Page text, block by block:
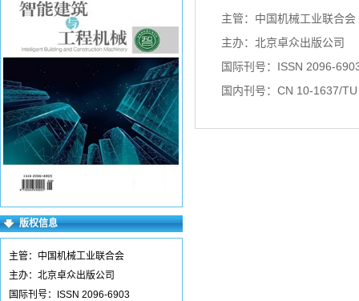
版权信息
主管：中国机械工业联合会
主办：北京卓众出版公司
国际刊号：ISSN 2096-6903
主管：中国机械工业联合会
主办：北京卓众出版公司
国际刊号：ISSN 2096-
国内刊号：CN 10-1637/TU